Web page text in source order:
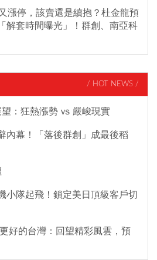
漲停，該賣還是續抱？杜金龍預
解套時間曝光」！群創、南亞科
/ HOT NEWS /
：狂熱漲勢 vs 嚴峻現實
內幕！「落後群創」成最後稻
小隊起飛！鎖定美日頂級客戶切
好的台灣：回望精彩風雲，預